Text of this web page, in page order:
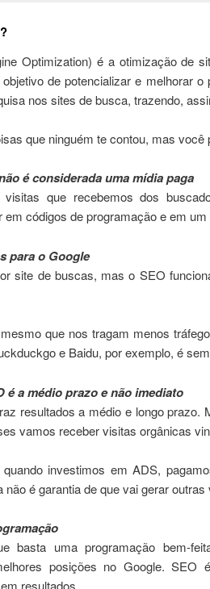
Optimization) é a otimização de
de potencializar e melhorar
nos sites de busca, trazendo,
que ninguém te contou, mas você
é considerada uma mídia paga
que recebemos dos
em códigos de programação e em
para o Google
site de buscas, mas o SEO
que nos tragam menos
e Baidu, por exemplo, é
é a médio prazo e não imediato
resultados a médio e longo prazo.
vamos receber visitas orgânicas
quando investimos em ADS,
não é garantia de que vai gerar outras
basta uma programação bem-
posições no Google. SEO
resultados.